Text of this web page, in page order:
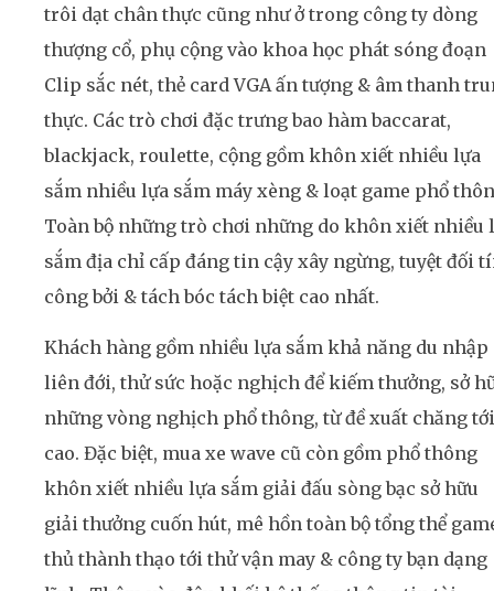
trôi dạt chân thực cũng như ở trong công ty dòng
thượng cổ, phụ cộng vào khoa học phát sóng đoạn
Clip sắc nét, thẻ card VGA ấn tượng & âm thanh
thực. Các trò chơi đặc trưng bao hàm baccarat,
blackjack, roulette, cộng gồm khôn xiết nhiều lựa
sắm nhiều lựa sắm máy xèng & loạt game phổ
Toàn bộ những trò chơi những do khôn xiết nhiều
sắm địa chỉ cấp đáng tin cậy xây ngừng, tuyệt đối
công bởi & tách bóc tách biệt cao nhất.
Khách hàng gồm nhiều lựa sắm khả năng du nhập
liên đới, thử sức hoặc nghịch để kiếm thưởng, sở
những vòng nghịch phổ thông, từ đề xuất chăng tới
cao. Đặc biệt, mua xe wave cũ còn gồm phổ thông
khôn xiết nhiều lựa sắm giải đấu sòng bạc sở hữu
giải thưởng cuốn hút, mê hồn toàn bộ tổng thể
thủ thành thạo tới thử vận may & công ty bạn dạng